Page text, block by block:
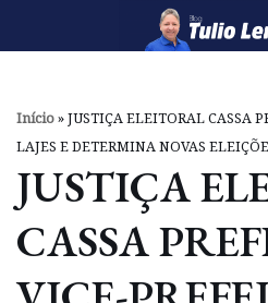
o
conteúdo
Início»JUSTIÇA ELEITORAL CASSA
LAJES E DETERMINA NOVAS
JUSTIÇA
CASSA